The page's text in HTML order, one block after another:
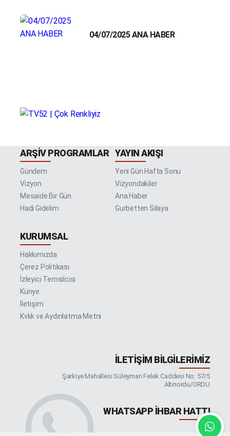
04/07/2025 ANA HABER
ARŞIV PROGRAMLAR
Gündem
Vizyon
Mesaide Bir Gün
Hadi Gidelim
YAYIN AKIŞI
Yeni Gün Hafta Sonu
Vizyondakiler
Ana Haber
Gurbetten Sılaya
KURUMSAL
Hakkımızda
Çerez Politikası
İzleyici Temsilcisi
Künye
İletişim
Kvkk ve Aydınlatma Metni
İLETIŞIM BILGILERIMIZ
Şarkiye Mahallesi Süleyman Felek Caddesi No: 57/5
Altınordu/ORDU
WHATSAPP İHBAR HATTI